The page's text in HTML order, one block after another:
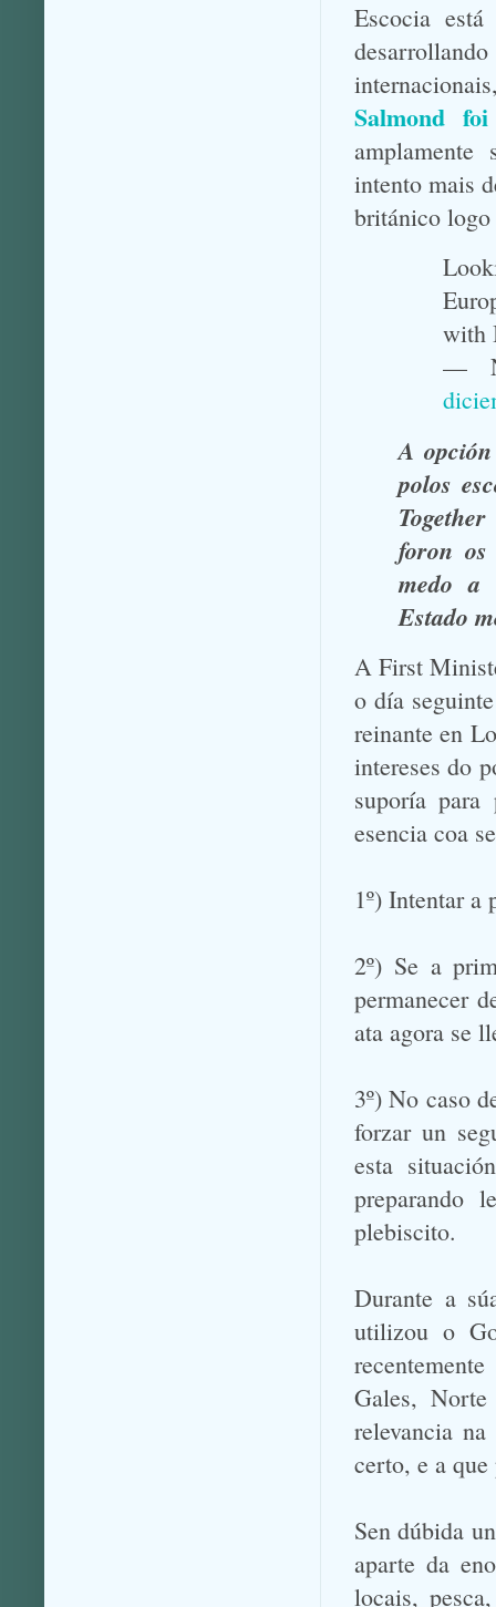
Escocia
Salmond
amplamente
intento mais
británico logo
with
—
A
polos
foron
medo a
Estado
A First
o día
reinante en
intereses do
suporía
esencia coa
1º) Intentar
2º) Se a
permanecer
ata agora se
3º) No caso
forzar un
esta
preparando
plebiscito.
Durante a
utilizou o
Gales,
relevancia
certo, e a
Sen dúbida
aparte da
locais,